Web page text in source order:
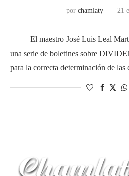
por chamlaty 21
El maestro José Luis Leal
una serie de boletines sobre
para la correcta determinación de